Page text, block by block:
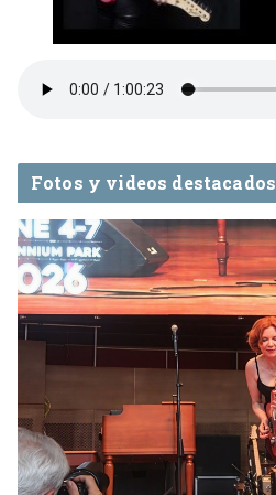
Fotos y videos destacados